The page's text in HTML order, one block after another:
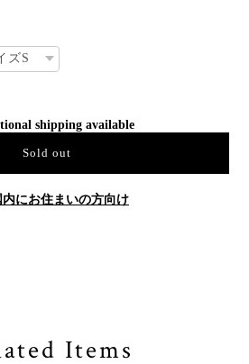
shipping available
Sold out
内にお住まいの方向け
Items